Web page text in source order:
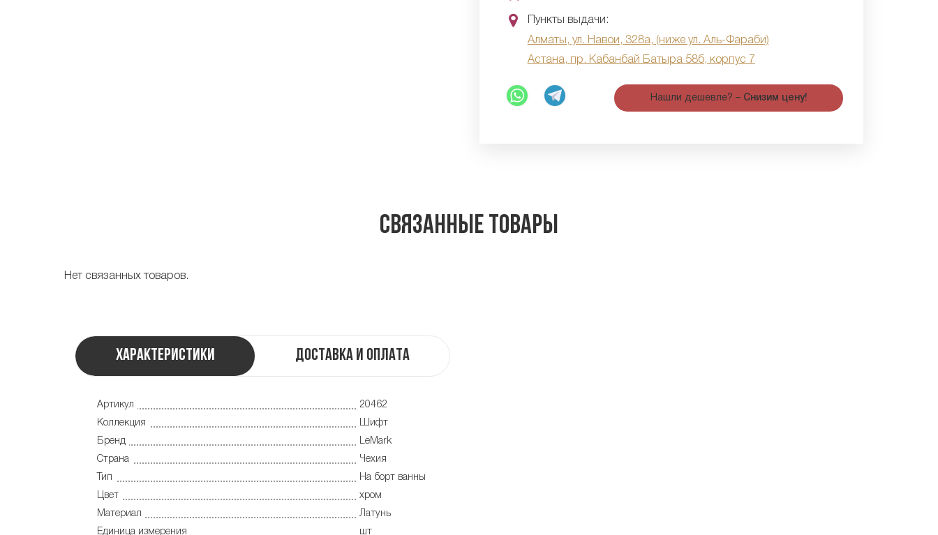
Пункты выдачи:
Алматы, ул. Навои, 328а, (ниже ул. Аль-Фараби)
Астана, пр. Кабанбай Батыра 58б, корпус 7
Нашли дешевле? – Снизим цену!
Связанные товары
Нет связанных товаров.
Характеристики Доставка и оплата
Артикул
20462
Коллекция
Шифт
Бренд
LeMark
Страна
Чехия
Тип
На борт ванны
Цвет
хром
Материал
Латунь
Единица измерения
шт